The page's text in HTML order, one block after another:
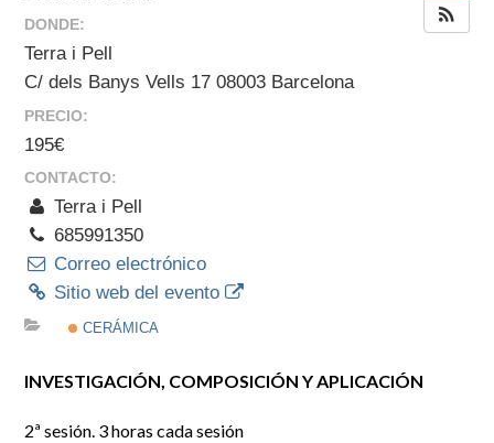
DONDE:
Terra i Pell
C/ dels Banys Vells 17 08003 Barcelona
PRECIO:
195€
CONTACTO:
Terra i Pell
685991350
Correo electrónico
Sitio web del evento
CERÁMICA
INVESTIGACIÓN, COMPOSICIÓN Y APLICACIÓN
2ª sesión. 3 horas cada sesión